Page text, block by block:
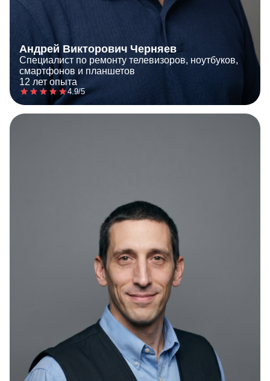
Андрей Викторович Черняев
Специалист по ремонту телевизоров, ноутбуков,
смартфонов и планшетов
12 лет опыта
4.9/5